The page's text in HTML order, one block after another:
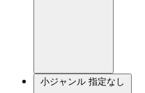
小ジャンル 指定なし